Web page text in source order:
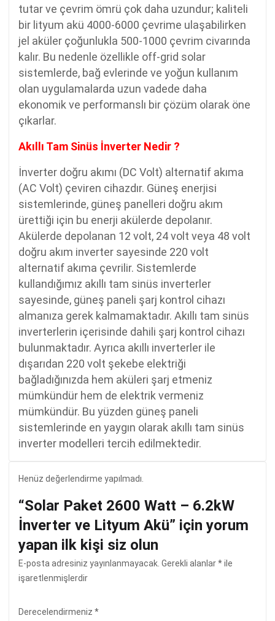
tutar ve çevrim ömrü çok daha uzundur; kaliteli
bir lityum akü 4000-6000 çevrime ulaşabilirken
jel aküler çoğunlukla 500-1000 çevrim civarında
kalır. Bu nedenle özellikle off-grid solar
sistemlerde, bağ evlerinde ve yoğun kullanım
olan uygulamalarda uzun vadede daha
ekonomik ve performanslı bir çözüm olarak öne
çıkarlar.
Akıllı Tam Sinüs İnverter Nedir ?
İnverter doğru akımı (DC Volt) alternatif akıma
(AC Volt) çeviren cihazdır. Güneş enerjisi
sistemlerinde, güneş panelleri doğru akım
ürettiği için bu enerji akülerde depolanır.
Akülerde depolanan 12 volt, 24 volt veya 48 volt
doğru akım inverter sayesinde 220 volt
alternatif akıma çevrilir. Sistemlerde
kullandığımız akıllı tam sinüs inverterler
sayesinde, güneş paneli şarj kontrol cihazı
almanıza gerek kalmamaktadır. Akıllı tam sinüs
inverterlerin içerisinde dahili şarj kontrol cihazı
bulunmaktadır. Ayrıca akıllı inverterler ile
dışarıdan 220 volt şekebe elektriği
bağladığınızda hem aküleri şarj etmeniz
mümkündür hem de elektrik vermeniz
mümkündür. Bu yüzden güneş paneli
sistemlerinde en yaygın olarak akıllı tam sinüs
inverter modelleri tercih edilmektedir.
Henüz değerlendirme yapılmadı.
“Solar Paket 2600 Watt – 6.2kW
İnverter ve Lityum Akü” için yorum
yapan ilk kişi siz olun
E-posta adresiniz yayınlanmayacak. Gerekli alanlar*ile
işaretlenmişlerdir
Derecelendirmeniz *